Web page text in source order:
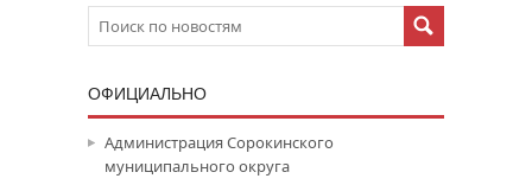
ОФИЦИАЛЬНО
Администрация Сорокинского
муниципального округа